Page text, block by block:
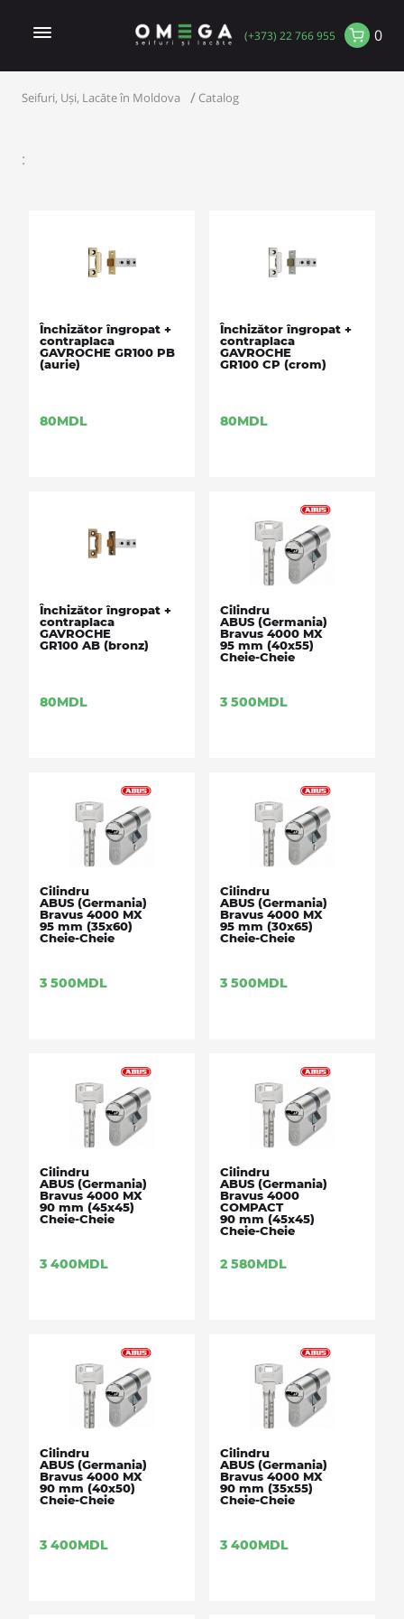
(+373) 22 766 955 0
Seifuri, Uși, Lacăte în Moldova Catalog
:
Închizător îngropat +
contraplaca
GAVROCHE GR100 PB
(aurie)
80MDL
Închizător îngropat +
contraplaca
GAVROCHE
GR100 CP (crom)
80MDL
Închizător îngropat +
contraplaca
GAVROCHE
GR100 AB (bronz)
80MDL
Cilindru
ABUS (Germania)
Bravus 4000 MX
95 mm (40x55)
Cheie-Cheie
3 500MDL
Cilindru
ABUS (Germania)
Bravus 4000 MX
95 mm (35x60)
Cheie-Cheie
3 500MDL
Cilindru
ABUS (Germania)
Bravus 4000 MX
95 mm (30x65)
Cheie-Cheie
3 500MDL
Cilindru
ABUS (Germania)
Bravus 4000 MX
90 mm (45x45)
Cheie-Cheie
3 400MDL
Cilindru
ABUS (Germania)
Bravus 4000
COMPACT
90 mm (45x45)
Cheie-Cheie
2 580MDL
Cilindru
ABUS (Germania)
Bravus 4000 MX
90 mm (40x50)
Cheie-Cheie
3 400MDL
Cilindru
ABUS (Germania)
Bravus 4000 MX
90 mm (35x55)
Cheie-Cheie
3 400MDL